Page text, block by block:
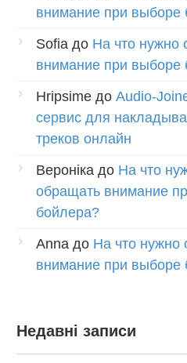
внимание при выборе
Sofia до На что нужно
внимание при выборе
Hripsime до Audio-
сервис для
треков онлайн
Вероніка до На что
обращать внимание
бойлера?
Anna до На что нужно
внимание при выборе
Недавні записи